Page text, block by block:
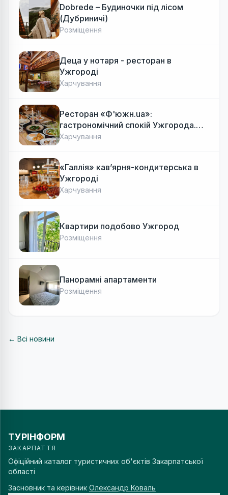
Dobrede – Будиночки під лісом
(Дубриничі)
Розміщення
Деца у нотаря - ресторан в
Ужгороді
Харчування
Ресторан «Ф'южн.ua»:
гастрономічний спокій Ужгорода.
Авторська локальна кухня, затишок
Харчування
«Галлія» кав’ярня-кондитерська в
Ужгороді
Харчування
Квартири подобово Ужгород
Розміщення
Панорамні апартаменти
Розміщення
← Всі новини
ТУРІНФОРМ
ЗАКАРПАТТЯ
Офіційний каталог туристичних об'єктів Закарпатської
області
Засновник та керівник Олександр Коваль